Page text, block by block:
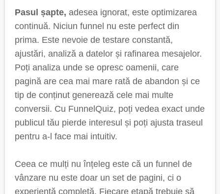
Pasul șapte, adesea ignorat, este optimizarea
continuă. Niciun funnel nu este perfect din
prima. Este nevoie de testare constantă,
ajustări, analiză a datelor și rafinarea mesajelor.
Poți analiza unde se opresc oamenii, care
pagină are cea mai mare rată de abandon și ce
tip de conținut generează cele mai multe
conversii. Cu FunnelQuiz, poți vedea exact unde
publicul tău pierde interesul și poți ajusta traseul
pentru a-l face mai intuitiv.
Ceea ce mulți nu înțeleg este că un funnel de
vânzare nu este doar un set de pagini, ci o
experiență completă. Fiecare etapă trebuie să